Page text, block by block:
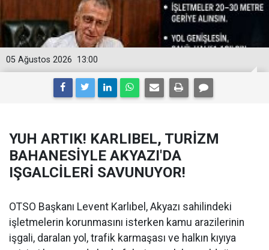
13:00
05 Ağustos 2026
YUH ARTIK! KARLIBEL, TURİZM
BAHANESİYLE AKYAZI'DA
IŞGALCİLERİ SAVUNUYOR!
OTSO Başkanı Levent Karlıbel, Akyazı sahilindeki
işletmelerin korunmasını isterken kamu arazilerinin
işgali, daralan yol, trafik karmaşası ve halkın kıyıya